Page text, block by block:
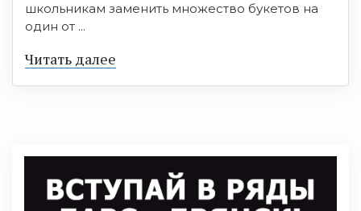
школьникам заменить множество букетов на
один от ...
Читать далее